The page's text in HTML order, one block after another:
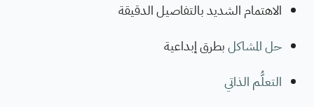
الاهتمام الشديد بالتفاصيل الدقيقة
حل المشاكلبطرق إبداعية
التعلُّم الذاتي